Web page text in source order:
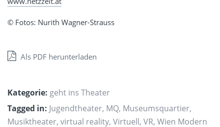
© Fotos: Nurith Wagner-Strauss
Als PDF herunterladen
Kategorie: geht ins Theater
Tagged in: Jugendtheater, MQ, Museumsquartier,
Musiktheater, virtual reality, Virtuell, VR, Wien Modern